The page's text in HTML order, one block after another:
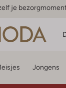
je
Jongens